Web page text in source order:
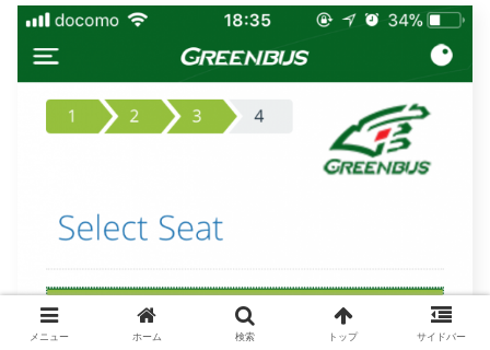
メニュー ホーム 検索 トップ サイドバー